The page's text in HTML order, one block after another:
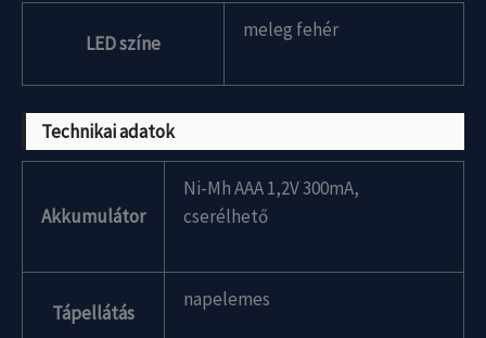
LED színe
meleg fehér
Technikai adatok
Akkumulátor
Ni-Mh AAA 1,2V 300mA,
cserélhető
Tápellátás
napelemes